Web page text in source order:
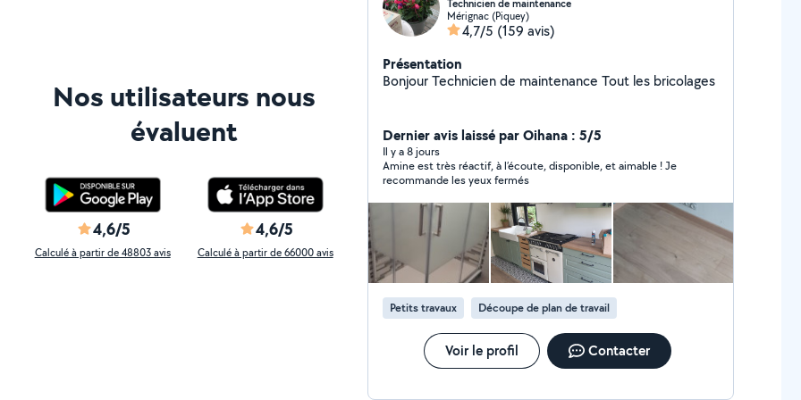
Nos utilisateurs nous
évaluent
4,6/5
Calculé à partir de 48803 avis
4,6/5
Calculé à partir de 66000 avis
Technicien de maintenance
Mérignac (Piquey)
4,7/5 (159 avis)
Présentation
Bonjour Technicien de maintenance Tout les bricolages
Dernier avis laissé par Oihana : 5/5
Il y a 8 jours
Amine est très réactif, à l’écoute, disponible, et aimable ! Je
recommande les yeux fermés
Petits travaux Découpe de plan de travail
Voir le profil Contacter